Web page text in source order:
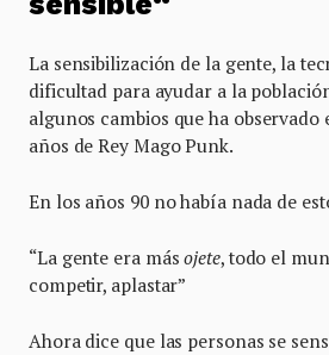
La sensibilización de la gente, la
dificultad para ayudar a la
algunos cambios que ha observado
años de Rey Mago Punk.
En los años 90 no había nada de
“La gente era másojete, todo el
competir, aplastar”
Ahora dice que las personas se